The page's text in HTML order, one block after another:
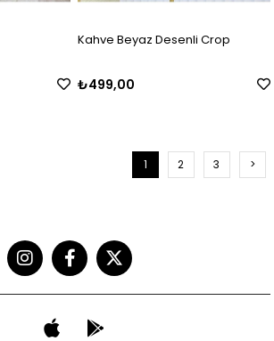
Kahve Beyaz Desenli Crop
₺499,00
1 2 3 >